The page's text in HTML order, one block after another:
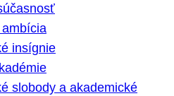
insígnie
slobody a akademické